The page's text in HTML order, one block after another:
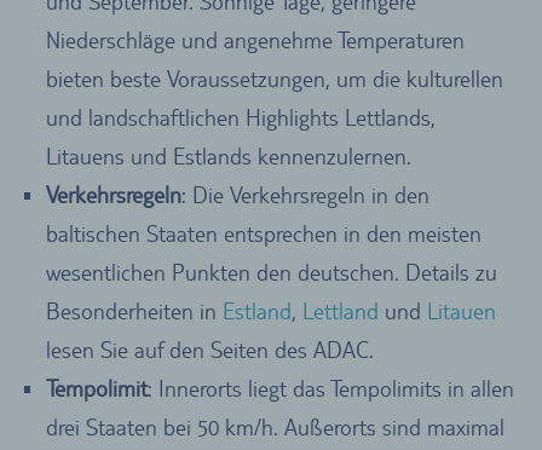
Niederschläge und angenehme Temperaturen
bieten beste Voraussetzungen, um die kulturellen
und landschaftlichen Highlights Lettlands,
Litauens und Estlands kennenzulernen.
Verkehrsregeln: Die Verkehrsregeln in den
baltischen Staaten entsprechen in den meisten
wesentlichen Punkten den deutschen. Details zu
Besonderheiten in Estland, Lettland und Litauen
lesen Sie auf den Seiten des ADAC.
Tempolimit: Innerorts liegt das Tempolimits in allen
drei Staaten bei 50 km/h. Außerorts sind maximal